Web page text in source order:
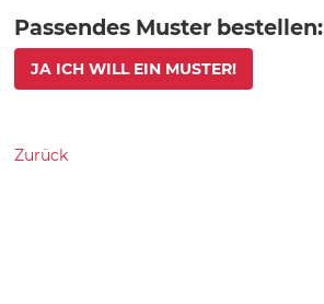
Passendes Muster bestellen:
JA ICH WILL EIN MUSTER!
Zurück